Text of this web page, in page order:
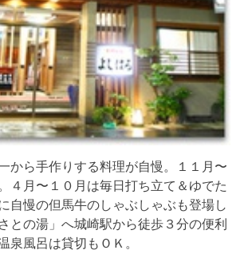
から手作りする料理が自慢。１１月〜
４月〜１０月は毎日打ち立て＆ゆでた
自慢の但馬牛のしゃぶしゃぶも登場し
との湯」へ城崎駅から徒歩３分の便利
泉風呂は貸切もＯＫ。